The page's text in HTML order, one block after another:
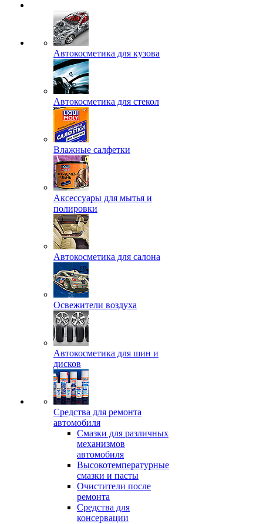
Автокосметика для кузова
Автокосметика для стекол
Влажные салфетки
Аксессуары для мытья и
полировки
Автокосметика для салона
Освежители воздуха
Автокосметика для шин и
дисков
Средства для ремонта
автомобиля
Смазки для различных
механизмов
автомобиля
Высокотемпературные
смазки и пасты
Очистители после
ремонта
Средства для
консервации